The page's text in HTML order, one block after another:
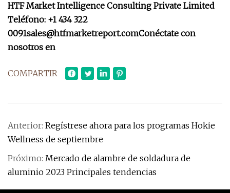
HTF Market Intelligence Consulting Private Limited
Teléfono: +1 434 322
0091sales@htfmarketreport.comConéctate con
nosotros en
COMPARTIR
Anterior: Regístrese ahora para los programas Hokie
Wellness de septiembre
Próximo: Mercado de alambre de soldadura de
aluminio 2023 Principales tendencias